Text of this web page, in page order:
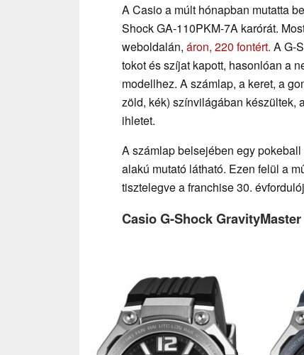
A Casio a múlt hónapban mutatta
Shock GA-110PKM-7A karórát.
weboldalán, áron, 220 fontért. A G-
tokot és szíjat kapott, hasonlóan a
modellhez. A számlap, a keret, a
zöld, kék) színvilágában készültek,
ihletet.
A számlap belsejében egy
alakú mutató látható. Ezen felül a
tisztelegve a franchise 30.
Casio G-Shock